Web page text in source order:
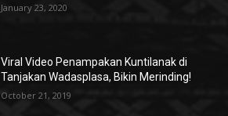
January 23, 2020
Viral Video Penampakan Kuntilanak di
Tanjakan Wadasplasa, Bikin Merinding!
October 21, 2019